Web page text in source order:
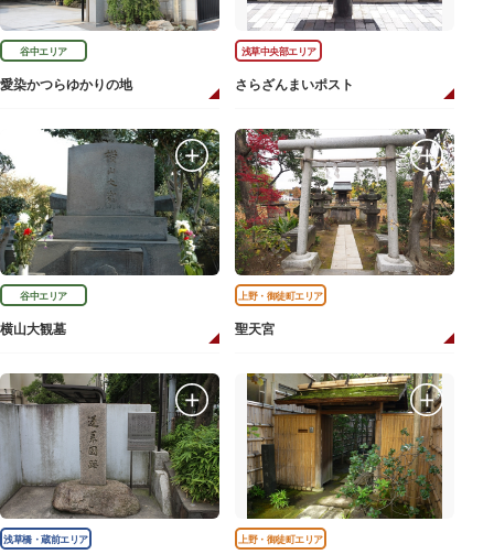
谷中エリア
愛染かつらゆかりの地
浅草中央部エリア
さらざんまいポスト
谷中エリア
横山大観墓
上野・御徒町エリア
聖天宮
浅草橋・蔵前エリア 上野・御徒町エリア